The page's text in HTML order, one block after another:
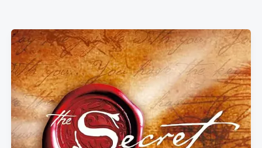
TE
CONTÓ):
PADRE
RICO,
PADRE
POBRE